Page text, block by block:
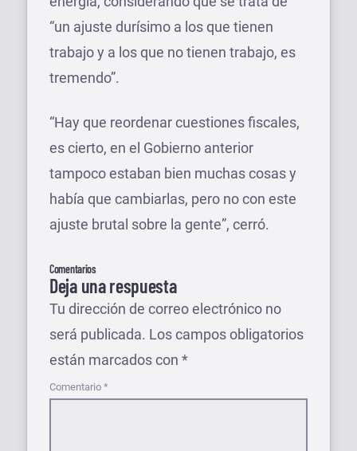
“un ajuste durísimo a los que tienen
trabajo y a los que no tienen trabajo, es
tremendo”.
“Hay que reordenar cuestiones fiscales,
es cierto, en el Gobierno anterior
tampoco estaban bien muchas cosas y
había que cambiarlas, pero no con este
ajuste brutal sobre la gente”, cerró.
Comentarios
Deja una respuesta
Tu dirección de correo electrónico no
será publicada. Los campos obligatorios
están marcados con *
Comentario *